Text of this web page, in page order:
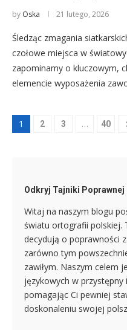
by Oska 21 lutego, 2026
Śledząc zmagania
czołowe miejsca w
zapominamy o kluczowym,
elemencie wyposażenia
1 2 3 … 40
Odkryj Tajniki
Witaj na naszym blogu
światu ortografii polskiej.
decydują o poprawności
zarówno tym
zawiłym. Naszym celem
językowych w przystępny
pomagając Ci pewniej
doskonaleniu swojej